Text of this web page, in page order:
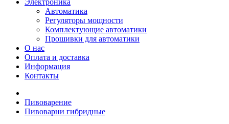
Электроника
Автоматика
Регуляторы мощности
Комплектующие автоматики
Прошивки для автоматики
О нас
Оплата и доставка
Информация
Контакты
Пивоварение
Пивоварни гибридные